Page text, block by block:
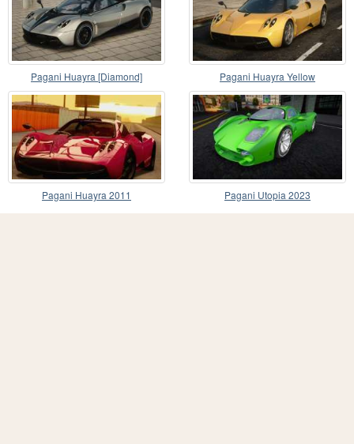
Pagani Huayra [Diamond] Pagani Huayra Yellow
Pagani Huayra 2011 Pagani Utopia 2023